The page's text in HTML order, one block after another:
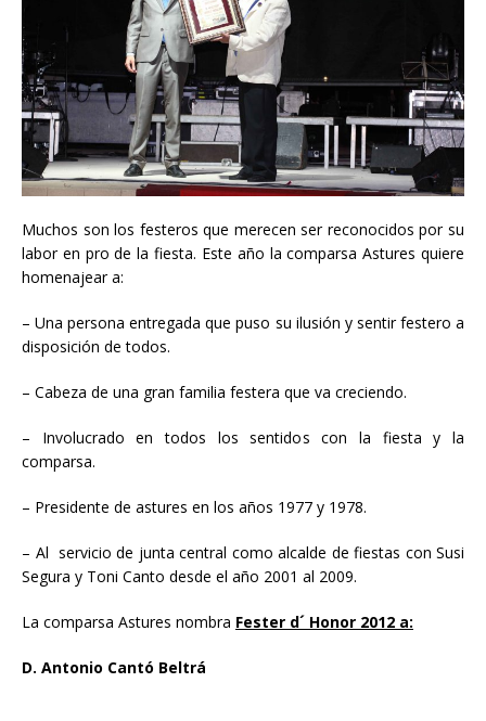
Muchos son los festeros que merecen ser reconocidos por su
labor en pro de la fiesta. Este año la comparsa Astures quiere
homenajear a:
– Una persona entregada que puso su ilusión y sentir festero a
disposición de todos.
– Cabeza de una gran familia festera que va creciendo.
– Involucrado en todos los sentidos con la fiesta y la
comparsa.
– Presidente de astures en los años 1977 y 1978.
– Al servicio de junta central como alcalde de fiestas con Susi
Segura y Toni Canto desde el año 2001 al 2009.
La comparsa Astures nombra Fester d´ Honor 2012 a:
D. Antonio Cantó Beltrá